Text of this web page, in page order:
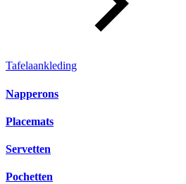
Tafelaankleding
Napperons
Placemats
Servetten
Pochetten